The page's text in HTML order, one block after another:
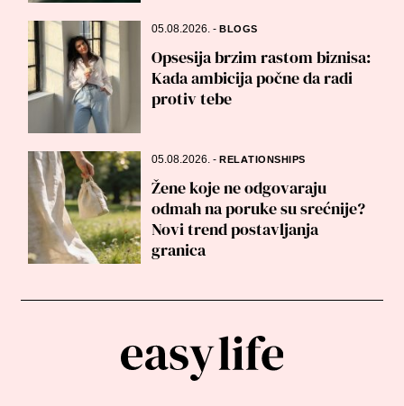
05.08.2026.-BLOGS
Opsesija brzim rastom biznisa:
Kada ambicija počne da radi
protiv tebe
05.08.2026.-RELATIONSHIPS
Žene koje ne odgovaraju
odmah na poruke su srećnije?
Novi trend postavljanja
granica